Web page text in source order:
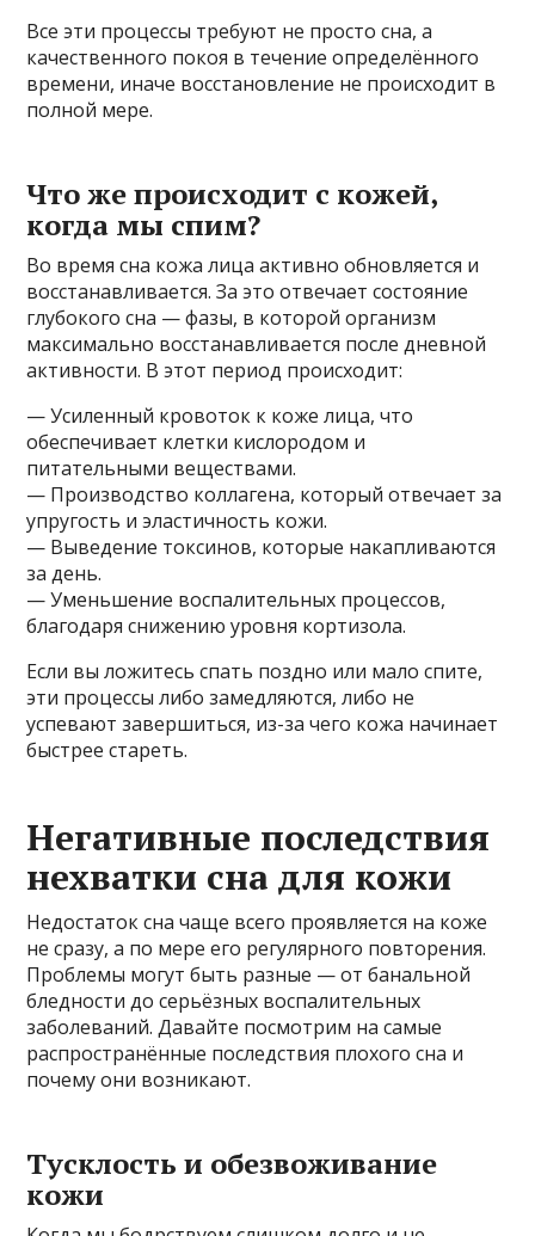
Все эти процессы требуют не просто сна, а
качественного покоя в течение определённого
времени, иначе восстановление не происходит в
полной мере.
Что же происходит с кожей,
когда мы спим?
Во время сна кожа лица активно обновляется и
восстанавливается. За это отвечает состояние
глубокого сна — фазы, в которой организм
максимально восстанавливается после дневной
активности. В этот период происходит:
— Усиленный кровоток к коже лица, что
обеспечивает клетки кислородом и
питательными веществами.
— Производство коллагена, который отвечает за
упругость и эластичность кожи.
— Выведение токсинов, которые накапливаются
за день.
— Уменьшение воспалительных процессов,
благодаря снижению уровня кортизола.
Если вы ложитесь спать поздно или мало спите,
эти процессы либо замедляются, либо не
успевают завершиться, из-за чего кожа начинает
быстрее стареть.
Негативные последствия
нехватки сна для кожи
Недостаток сна чаще всего проявляется на коже
не сразу, а по мере его регулярного повторения.
Проблемы могут быть разные — от банальной
бледности до серьёзных воспалительных
заболеваний. Давайте посмотрим на самые
распространённые последствия плохого сна и
почему они возникают.
Тусклость и обезвоживание
кожи